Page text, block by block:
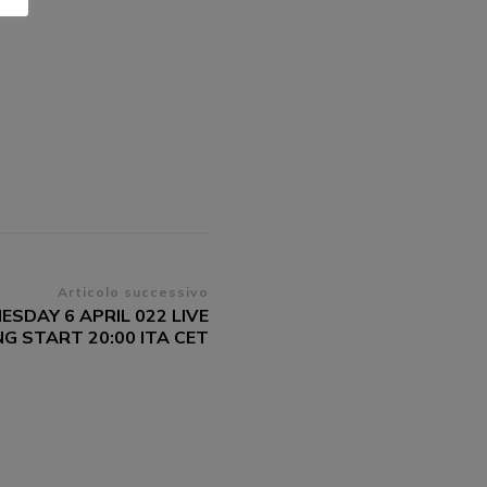
Articolo successivo
6 APRIL 022 LIVE
START 20:00 ITA CET